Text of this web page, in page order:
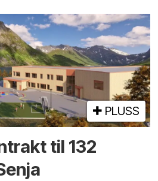
PLUSS
til 132